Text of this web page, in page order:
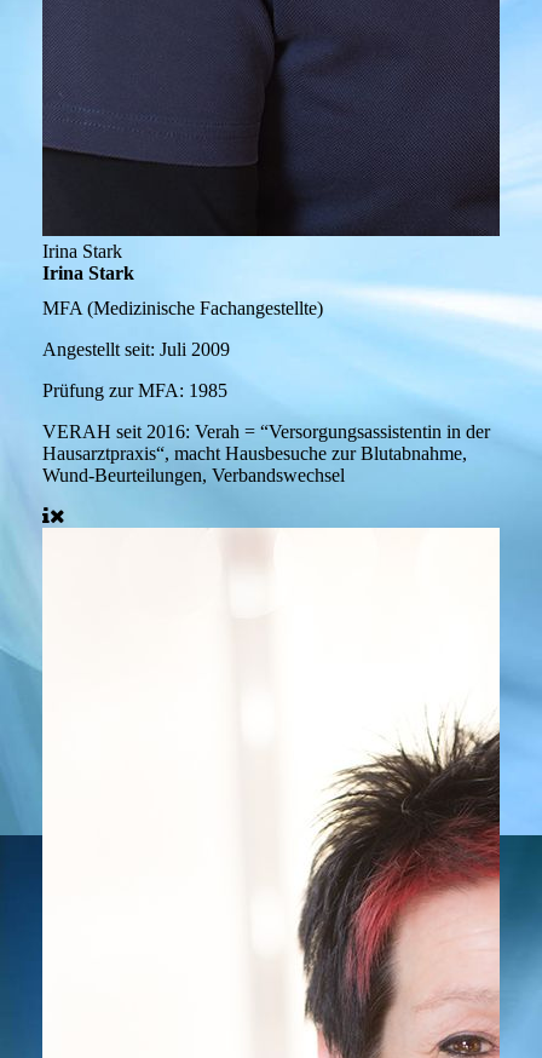
Irina Stark
Irina Stark
MFA (Medizinische Fachangestellte)
Angestellt seit: Juli 2009
Prüfung zur MFA: 1985
VERAH seit 2016: Verah = “Versorgungsassistentin in der
Hausarztpraxis“, macht Hausbesuche zur Blutabnahme,
Wund-Beurteilungen, Verbandswechsel